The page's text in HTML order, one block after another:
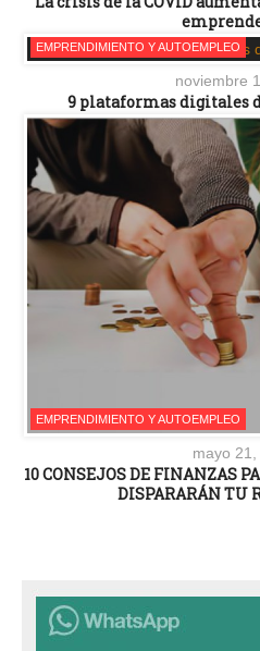
EMPRENDIMIENTO Y AUTOEMPLEO
noviembre
9 plataformas digitales
EMPRENDIMIENTO Y AUTOEMPLEO
mayo 21,
10 CONSEJOS DE FINANZAS
DISPARARÁN TU